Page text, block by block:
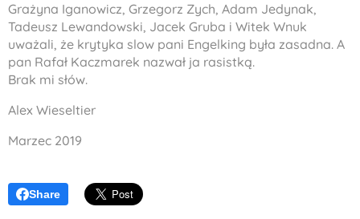
Grażyna Iganowicz, Grzegorz Zych, Adam Jedynak,
Tadeusz Lewandowski, Jacek Gruba i Witek Wnuk
uważali, że krytyka slow pani Engelking była zasadna. A
pan Rafał Kaczmarek nazwał ja rasistką.
Brak mi słów.
Alex Wieseltier
Marzec 2019
Share